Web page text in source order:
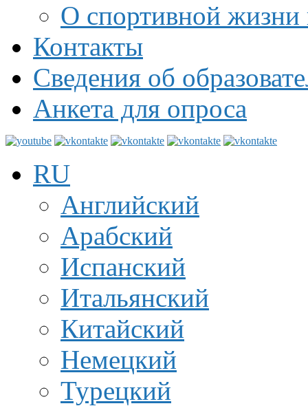
О спортивной жизни
Контакты
Сведения об
Анкета для опроса
RU
Английский
Арабский
Испанский
Итальянский
Китайский
Немецкий
Турецкий